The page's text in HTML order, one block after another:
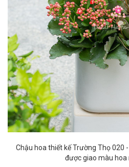
Chậu hoa thiết kế Trường Thọ 020
được giao màu hoa